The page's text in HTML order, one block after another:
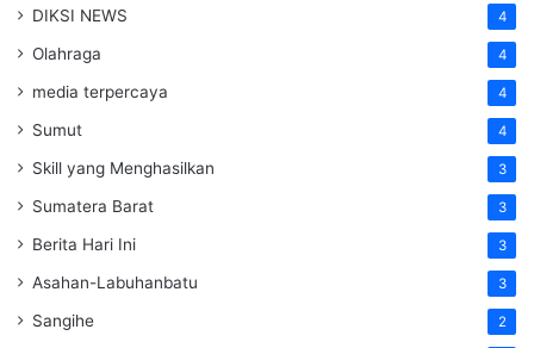
DIKSI NEWS 4
Olahraga 4
media terpercaya 4
Sumut 4
Skill yang Menghasilkan 3
Sumatera Barat 3
Berita Hari Ini 3
Asahan-Labuhanbatu 3
Sangihe 2